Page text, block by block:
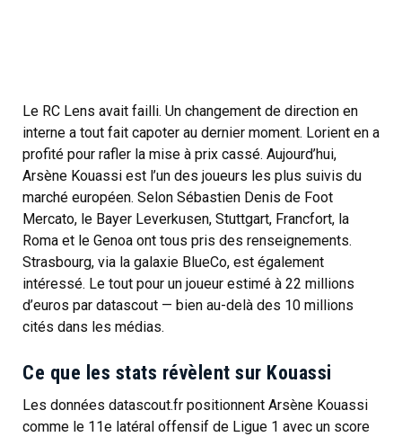
Le RC Lens avait failli. Un changement de direction en
interne a tout fait capoter au dernier moment. Lorient en a
profité pour rafler la mise à prix cassé. Aujourd’hui,
Arsène Kouassi est l’un des joueurs les plus suivis du
marché européen. Selon Sébastien Denis de Foot
Mercato, le Bayer Leverkusen, Stuttgart, Francfort, la
Roma et le Genoa ont tous pris des renseignements.
Strasbourg, via la galaxie BlueCo, est également
intéressé. Le tout pour un joueur estimé à 22 millions
d’euros par datascout — bien au-delà des 10 millions
cités dans les médias.
Ce que les stats révèlent sur Kouassi
Les données datascout.fr positionnent Arsène Kouassi
comme le 11e latéral offensif de Ligue 1 avec un score